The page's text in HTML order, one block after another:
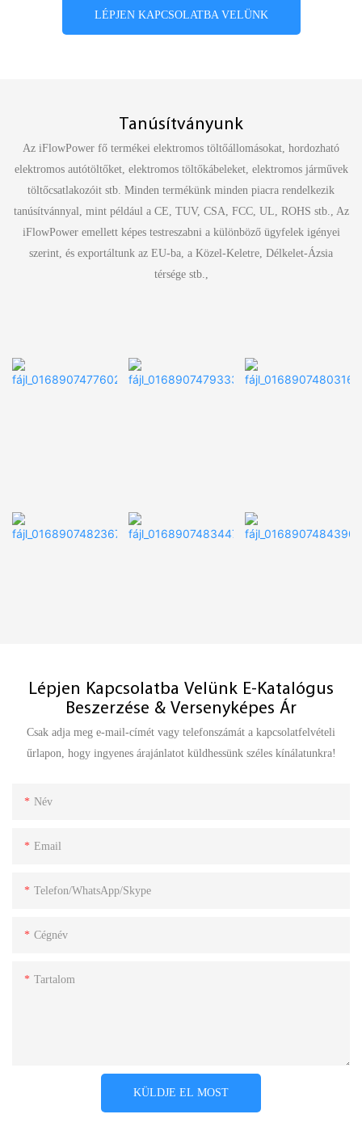
LÉPJEN KAPCSOLATBA VELÜNK
Tanúsítványunk
Az iFlowPower fő termékei elektromos töltőállomásokat, hordozható
elektromos autótöltőket, elektromos töltőkábeleket, elektromos járművek
töltőcsatlakozóit stb. Minden termékünk minden piacra rendelkezik
tanúsítvánnyal, mint például a CE, TUV, CSA, FCC, UL, ROHS stb., Az
iFlowPower emellett képes testreszabni a különböző ügyfelek igényei
szerint, és exportáltunk az EU-ba, a Közel-Keletre, Délkelet-Ázsia
térsége stb.,
Lépjen Kapcsolatba Velünk E-Katalógus
Beszerzése & Versenyképes Ár
Csak adja meg e-mail-címét vagy telefonszámát a kapcsolatfelvételi
űrlapon, hogy ingyenes árajánlatot küldhessünk széles kínálatunkra!
Név
Email
Telefon/WhatsApp/Skype
Cégnév
Tartalom
KÜLDJE EL MOST